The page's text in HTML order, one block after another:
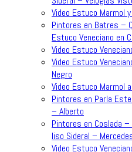
Video Estuco Marmol
Pintores en Batres –
Estuco Veneciano en
Video Estuco
Video Estuco
Negro
Video Estuco Marmol
Pintores en Parla
– Alberto
Pintores en Coslada
liso Sideral –
Video Estuco